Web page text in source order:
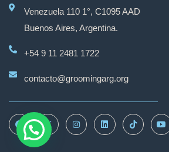
Venezuela 110 1°, C1095 AAD
Buenos Aires, Argentina.
+54 9 11 2481 1722
contacto@groomingarg.org